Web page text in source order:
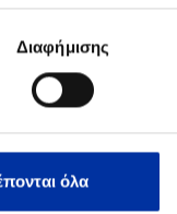
Διαφήμισης
όλα
Δημόσιο
Ελληνικό
Δημόσιο